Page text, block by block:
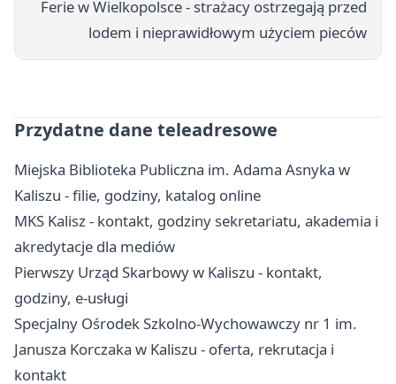
Ferie w Wielkopolsce - strażacy ostrzegają przed
lodem i nieprawidłowym użyciem pieców
Przydatne dane teleadresowe
Miejska Biblioteka Publiczna im. Adama Asnyka w
Kaliszu - filie, godziny, katalog online
MKS Kalisz - kontakt, godziny sekretariatu, akademia i
akredytacje dla mediów
Pierwszy Urząd Skarbowy w Kaliszu - kontakt,
godziny, e-usługi
Specjalny Ośrodek Szkolno-Wychowawczy nr 1 im.
Janusza Korczaka w Kaliszu - oferta, rekrutacja i
kontakt